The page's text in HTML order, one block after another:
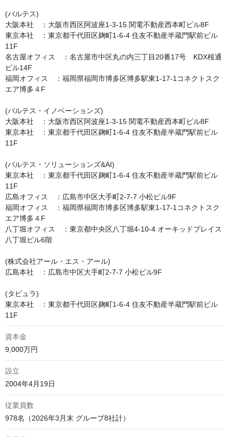
(バルテス)
大阪本社　：大阪市西区阿波座1-3-15 関電不動産西本町ビル8F
東京本社　：東京都千代田区麹町1-6-4 住友不動産半蔵門駅前ビル
11F
名古屋オフィス　：名古屋市中区丸の内三丁目20番17号　KDX桜通
ビル14F
福岡オフィス　：福岡県福岡市博多区博多駅東1-17-1コネクトスク
エア博多４F
(バルテス・イノベーションズ)
大阪本社　：大阪市西区阿波座1-3-15 関電不動産西本町ビル8F
東京本社　：東京都千代田区麹町1-6-4 住友不動産半蔵門駅前ビル
11F
(バルテス・ソリューションズ&AI)
東京本社　：東京都千代田区麹町1-6-4 住友不動産半蔵門駅前ビル
11F
広島オフィス　：広島市中区大手町2-7-7 小松ビル9F
福岡オフィス　：福岡県福岡市博多区博多駅東1-17-1コネクトスク
エア博多４F
八丁堀オフィス　：東京都中央区八丁堀4-10-4 オーキッドプレイス
八丁堀ビル6階
(株式会社アール・エス・アール)
広島本社　：広島市中区大手町2-7-7 小松ビル9F
(タビュラ)
東京本社　：東京都千代田区麹町1-6-4 住友不動産半蔵門駅前ビル
11F
資本金
9,000万円
設立
2004年4月19日
従業員数
978名（2026年3月末 グループ8社計）